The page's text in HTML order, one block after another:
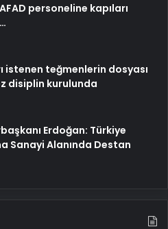
personeline kapıları
istenen teğmenlerin dosyası
disiplin kurulunda
Erdoğan: Türkiye
Sanayi Alanında Destan